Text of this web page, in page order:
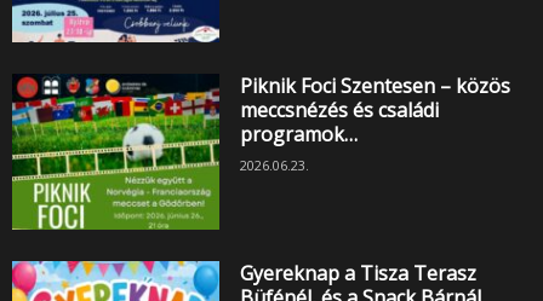
Piknik Foci Szentesen – közös
meccsnézés és családi
programok…
2026.06.23.
Gyereknap a Tisza Terasz